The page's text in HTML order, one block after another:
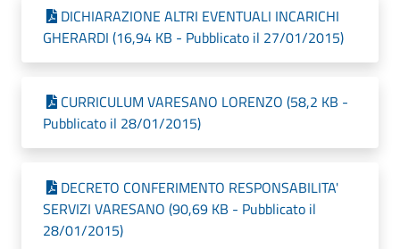
DICHIARAZIONE ALTRI EVENTUALI INCARICHI
GHERARDI (16,94 KB - Pubblicato il 27/01/2015)
CURRICULUM VARESANO LORENZO (58,2 KB -
Pubblicato il 28/01/2015)
DECRETO CONFERIMENTO RESPONSABILITA'
SERVIZI VARESANO (90,69 KB - Pubblicato il
28/01/2015)